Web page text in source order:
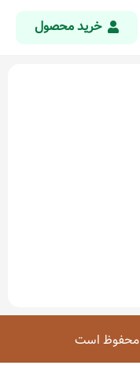
خرید محصول
محفوظ است